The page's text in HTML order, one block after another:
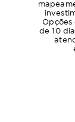
de 10